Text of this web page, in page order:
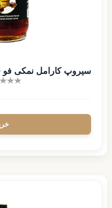
سیروپ کارامل نمکی فو FO حجم ۷۰۰ میل